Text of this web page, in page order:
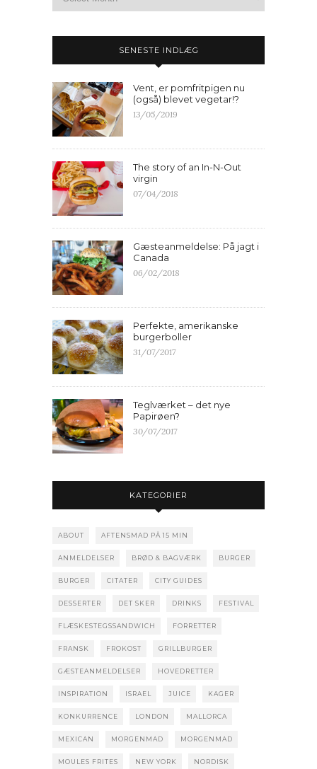
SENESTE INDLÆG
Vent, er pomfritpigen nu
(også) blevet vegetar!?
13/05/2019
The story of an In-N-Out
virgin
07/04/2018
Gæsteanmeldelse: På jagt i
Canada
06/02/2018
Perfekte, amerikanske
burgerboller
31/07/2017
Teglværket – det nye
Papirøen?
30/07/2017
KATEGORIER
ABOUT AFTENSMAD PÅ 15 MIN
ANMELDELSER BRØD & BAGVÆRK BURGER
BURGER CITATER CITY GUIDES
DESSERTER DET SKER DRINKS FESTIVAL
FLÆSKESTEGSSANDWICH FORRETTER
FRANSK FROKOST GRILLBURGER
GÆSTEANMELDELSER HOVEDRETTER
INSPIRATION ISRAEL JUICE KAGER
KONKURRENCE LONDON MALLORCA
MEXICAN MORGENMAD MORGENMAD
MOULES FRITES NEW YORK NORDISK